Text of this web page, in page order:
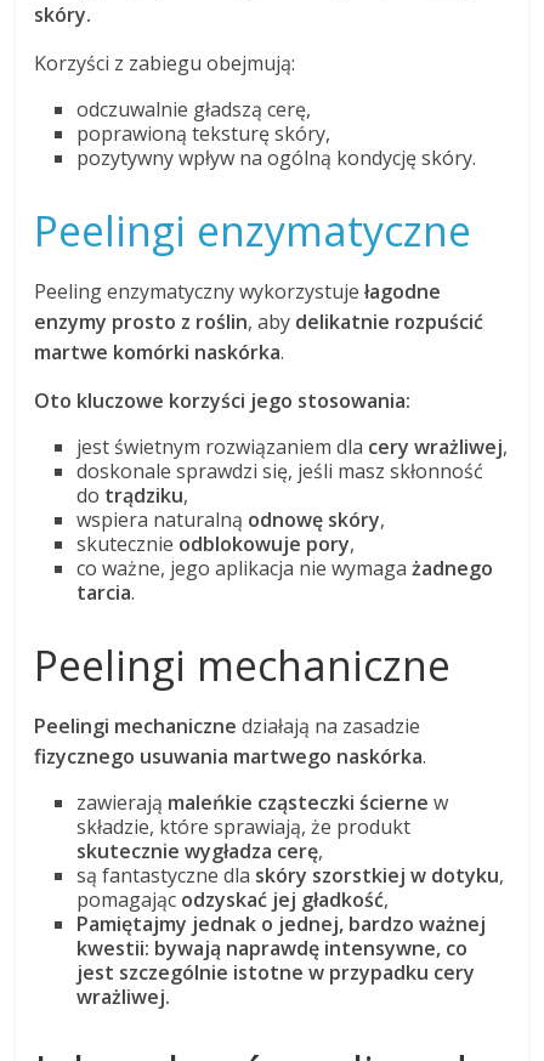
skóry.
Korzyści z zabiegu obejmują:
odczuwalnie gładszą cerę,
poprawioną teksturę skóry,
pozytywny wpływ na ogólną kondycję skóry.
Peelingi enzymatyczne
Peeling enzymatyczny wykorzystujełagodne
enzymy prosto z roślin, aby delikatnie rozpuścić
martwe komórki naskórka.
Oto kluczowe korzyści jego stosowania:
jest świetnym rozwiązaniem dla cery wrażliwej,
doskonale sprawdzi się, jeśli masz skłonność
do trądziku,
wspiera naturalną odnowę skóry,
skutecznie odblokowuje pory,
co ważne, jego aplikacja nie wymagażadnego
tarcia.
Peelingi mechaniczne
Peelingi mechaniczne działają na zasadzie
fizycznego usuwania martwego naskórka.
zawierają maleńkie cząsteczki ścierne w
składzie, które sprawiają, że produkt
skutecznie wygładza cerę,
są fantastyczne dla skóry szorstkiej w dotyku,
pomagając odzyskać jej gładkość,
Pamiętajmy jednak o jednej, bardzo ważnej
kwestii: bywają naprawdę intensywne, co
jest szczególnie istotne w przypadku cery
wrażliwej.